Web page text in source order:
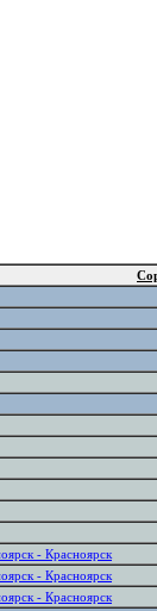
- Красноярск
- Красноярск
- Красноярск